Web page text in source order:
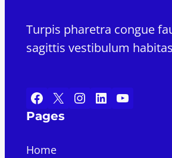
Turpis pharetra congue
sagittis vestibulum
Facebook X Instagram LinkedIn YouTube
Pages
Home